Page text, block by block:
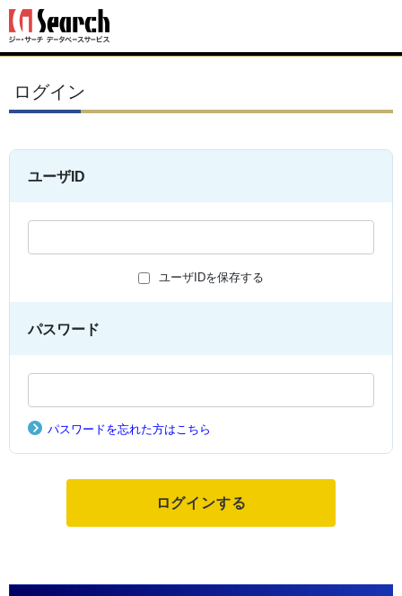
ログイン
ユーザID
ユーザIDを保存する
パスワード
パスワードを忘れた方はこちら